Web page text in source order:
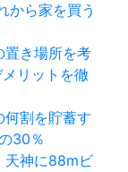
から家を買う
置き場所を考
リットを徹
何割を貯蓄す
30％
天神に88mビ